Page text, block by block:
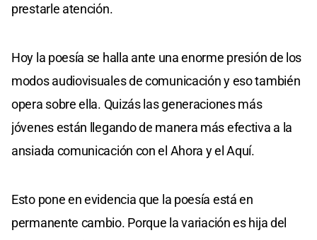
prestarle atención.
Hoy la poesía se halla ante una enorme presión de los
modos audiovisuales de comunicación y eso también
opera sobre ella. Quizás las generaciones más
jóvenes están llegando de manera más efectiva a la
ansiada comunicación con el Ahora y el Aquí.
Esto pone en evidencia que la poesía está en
permanente cambio. Porque la variación es hija del